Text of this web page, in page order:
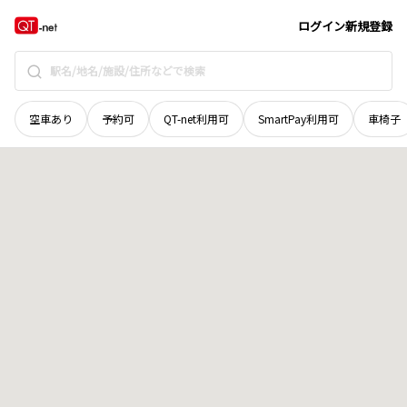
ログイン新規登録
空車あり 予約可 QT-net利用可 SmartPay利用可 車椅子
山口県